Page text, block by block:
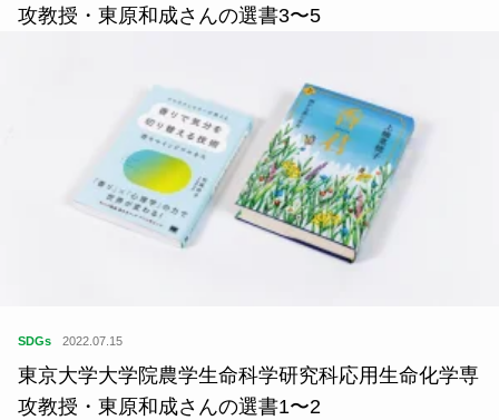
攻教授・東原和成さんの選書3〜5
SDGs 2022.07.15
東京大学大学院農学生命科学研究科応用生命化学専
攻教授・東原和成さんの選書1〜2